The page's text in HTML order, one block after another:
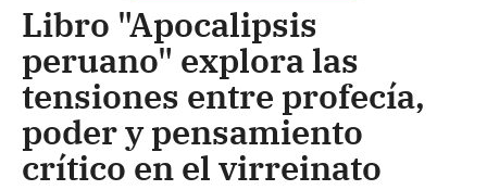
Libro "Apocalipsis
peruano" explora las
tensiones entre profecía,
poder y pensamiento
crítico en el virreinato